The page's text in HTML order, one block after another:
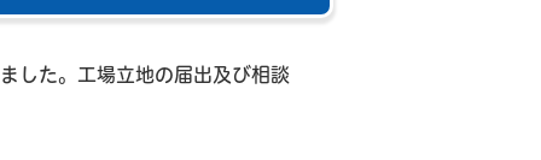
した。工場立地の届出及び相談